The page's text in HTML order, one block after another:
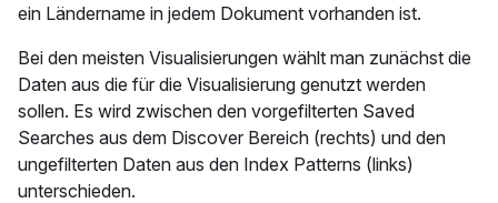
ein Ländername in jedem Dokument vorhanden ist.
Bei den meisten Visualisierungen wählt man zunächst die
Daten aus die für die Visualisierung genutzt werden
sollen. Es wird zwischen den vorgefilterten Saved
Searches aus dem Discover Bereich (rechts) und den
ungefilterten Daten aus den Index Patterns (links)
unterschieden.